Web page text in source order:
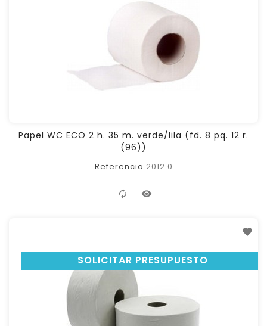
Papel WC ECO 2 h. 35 m. verde/lila (fd. 8 pq. 12 r.
(96))
Referencia 2012.0
SOLICITAR PRESUPUESTO